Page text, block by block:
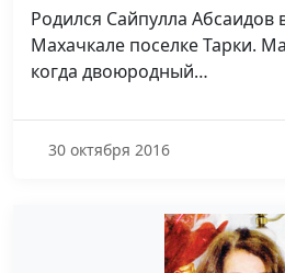
Родился Сайпулла Абсаидов
Махачкале поселке Тарки.
когда двоюродный…
30 октября 2016